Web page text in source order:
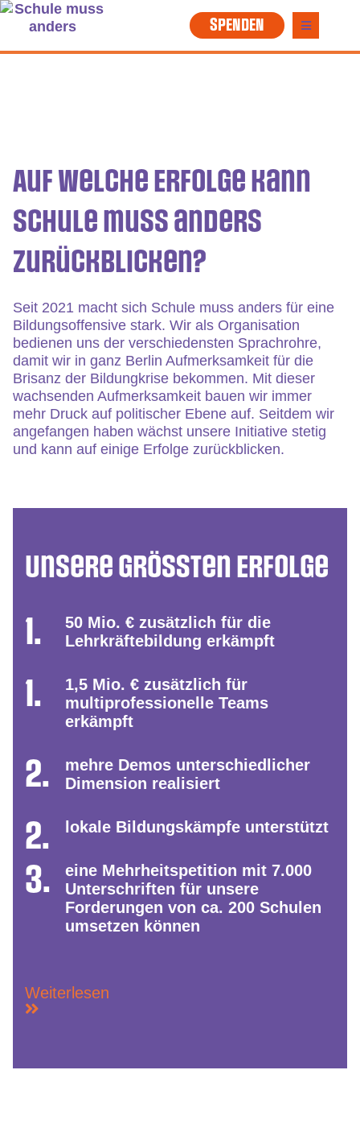
SPENDEN
Auf welche Erfolge kann
Schule muss anders
zurückblicken?
Seit 2021 macht sich Schule muss anders für eine
Bildungsoffensive stark. Wir als Organisation
bedienen uns der verschiedensten Sprachrohre,
damit wir in ganz Berlin Aufmerksamkeit für die
Brisanz der Bildungkrise bekommen. Mit dieser
wachsenden Aufmerksamkeit bauen wir immer
mehr Druck auf politischer Ebene auf. Seitdem wir
angefangen haben wächst unsere Initiative stetig
und kann auf einige Erfolge zurückblicken.
Unsere größten Erfolge
50 Mio. € zusätzlich für die
Lehrkräftebildung erkämpft
1,5 Mio. € zusätzlich für
multiprofessionelle Teams
erkämpft
mehre Demos unterschiedlicher
Dimension realisiert
lokale Bildungskämpfe unterstützt
eine Mehrheitspetition mit 7.000
Unterschriften für unsere
Forderungen von ca. 200 Schulen
umsetzen können
Weiterlesen